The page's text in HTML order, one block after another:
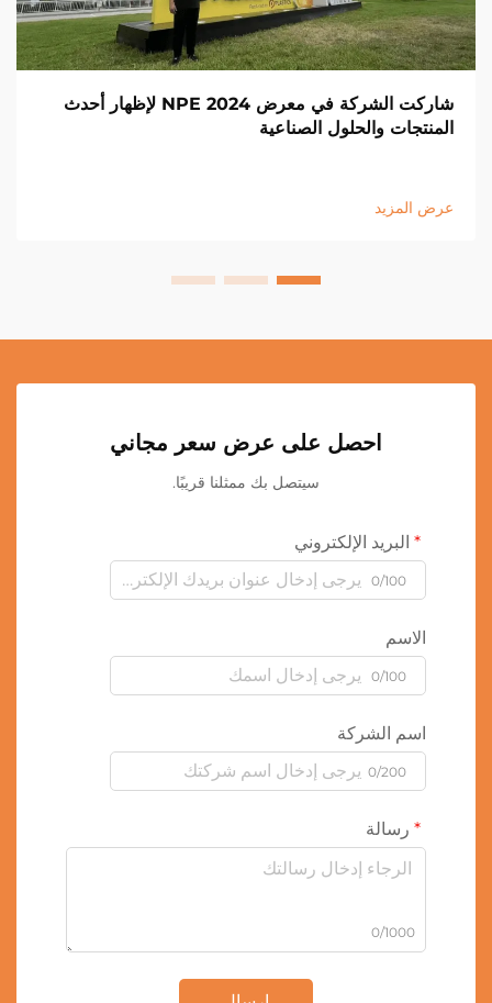
شاركت الشركة في معرض NPE 2024 لإظهار أحدث
المنتجات والحلول الصناعية
عرض المزيد
احصل على عرض سعر مجاني
سيتصل بك ممثلنا قريبًا.
البريد الإلكتروني
0/100
الاسم
0/100
اسم الشركة
0/200
رسالة
0/1000